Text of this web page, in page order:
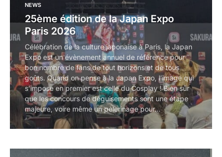
NEWS
25ème édition de la Japan Expo
Paris 2026
Célébration de la culture japonaise à Paris, la Japan
Expo est un évènement annuel de référence pour
bon nombre de fans de tout horizons et de tous
goûts. Quand on pense à la Japan Expo, l’image qui
s’impose en premier est celle du Cosplay ! Bien sûr
que les concours de déguisements sont une étape
majeure, voire même un pèlerinage pour…